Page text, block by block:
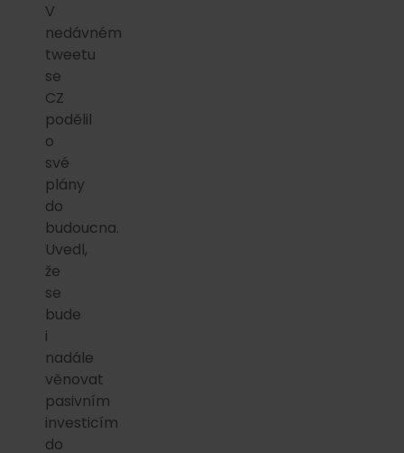
V
nedávném
tweetu
se
CZ
podělil
o
své
plány
do
budoucna.
Uvedl,
že
se
bude
i
nadále
věnovat
pasivním
investicím
do